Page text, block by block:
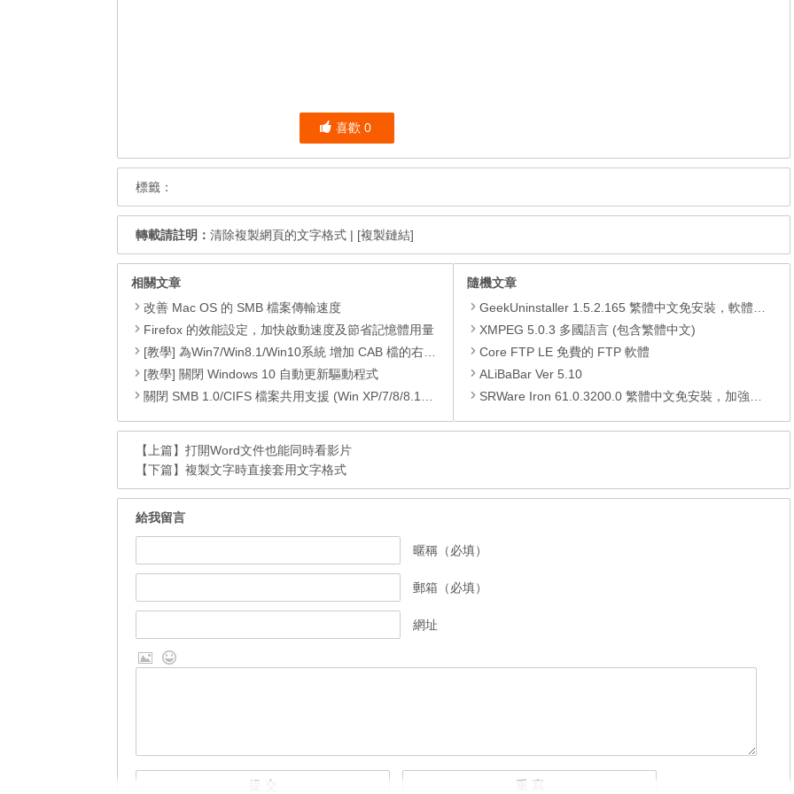
喜歡 0
標籤：
轉載請註明： 清除複製網頁的文字格式 | [複製鏈結]
相關文章
改善 Mac OS 的 SMB 檔案傳輸速度
Firefox 的效能設定，加快啟動速度及節省記憶體用量
[教學] 為Win7/Win8.1/Win10系統 增加 CAB 檔的右鍵安裝的功能
[教學] 關閉 Windows 10 自動更新驅動程式
關閉 SMB 1.0/CIFS 檔案共用支援 (Win XP/7/8/8.1/10)
隨機文章
GeekUninstaller 1.5.2.165 繁體中文免安裝，軟體移除工具
XMPEG 5.0.3 多國語言 (包含繁體中文)
Core FTP LE 免費的 FTP 軟體
ALiBaBar Ver 5.10
SRWare Iron 61.0.3200.0 繁體中文免安裝，加強版的Google Chrome瀏覽器
【上篇】 打開Word文件也能同時看影片
【下篇】 複製文字時直接套用文字格式
給我留言
暱稱（必填）
郵箱（必填）
網址